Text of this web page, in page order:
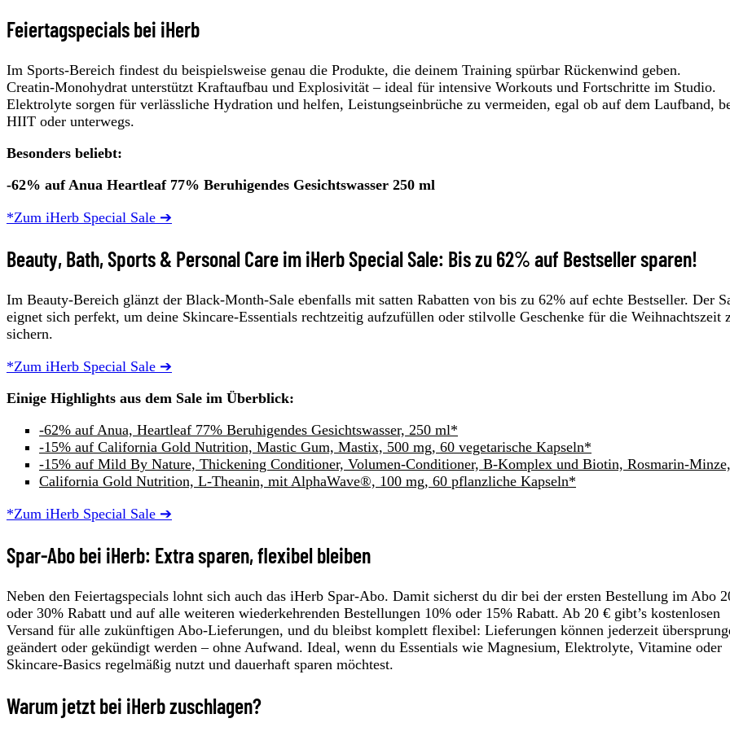
Feiertagspecials bei iHerb
Im Sports‑Bereich findest du beispielsweise genau die Produkte, die deinem Training spürbar Rückenwind geben.
Creatin‑Monohydrat unterstützt Kraftaufbau und Explosivität – ideal für intensive Workouts und Fortschritte im Studio.
Elektrolyte sorgen für verlässliche Hydration und helfen, Leistungseinbrüche zu vermeiden, egal ob auf dem Laufband,
HIIT oder unterwegs.
Besonders beliebt:
-62% auf Anua Heartleaf 77% Beruhigendes Gesichtswasser 250 ml
*Zum iHerb Special Sale ➔
Beauty, Bath, Sports & Personal Care im iHerb Special Sale: Bis zu 62% auf Bestseller sparen!
Im Beauty‑Bereich glänzt der Black‑Month‑Sale ebenfalls mit satten Rabatten von bis zu 62% auf echte Bestseller. Der
eignet sich perfekt, um deine Skincare‑Essentials rechtzeitig aufzufüllen oder stilvolle Geschenke für die Weihnachtszeit
sichern.
*Zum iHerb Special Sale ➔
Einige Highlights aus dem Sale im Überblick:
-62% auf Anua, Heartleaf 77% Beruhigendes Gesichtswasser, 250 ml*
-15% auf California Gold Nutrition, Mastic Gum, Mastix, 500 mg, 60 vegetarische Kapseln*
-15% auf Mild By Nature, Thickening Conditioner, Volumen-Conditioner, B-Komplex und Biotin, Rosmarin-
California Gold Nutrition, L-Theanin, mit AlphaWave®, 100 mg, 60 pflanzliche Kapseln*
*Zum iHerb Special Sale ➔
Spar-Abo bei iHerb: Extra sparen, flexibel bleiben
Neben den Feiertagspecials lohnt sich auch das iHerb Spar‑Abo. Damit sicherst du dir bei der ersten Bestellung im Abo
oder 30% Rabatt und auf alle weiteren wiederkehrenden Bestellungen 10% oder 15% Rabatt. Ab 20 € gibt’s kostenlosen
Versand für alle zukünftigen Abo‑Lieferungen, und du bleibst komplett flexibel: Lieferungen können jederzeit
geändert oder gekündigt werden – ohne Aufwand. Ideal, wenn du Essentials wie Magnesium, Elektrolyte, Vitamine oder
Skincare‑Basics regelmäßig nutzt und dauerhaft sparen möchtest.
Warum jetzt bei iHerb zuschlagen?